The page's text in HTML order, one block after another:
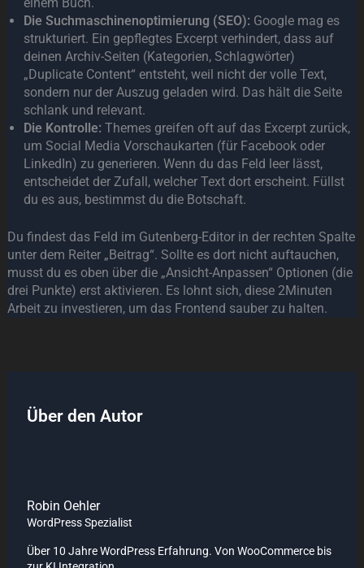
Die Suchmaschinenoptimierung (SEO): Google mag es
strukturiert. Ein gepflegtes Excerpt verhindert, dass auf
deinen Archiv-Seiten (Kategorien, Schlagwörter)
„Duplicate Content“ entsteht, weil nicht der volle Text,
sondern nur der Auszug geladen wird. Das hält die Seite
schlank und relevant.
Die Kontrolle: Themes greifen oft auf das Excerpt zurück,
um Social Media Vorschaukarten (für Facebook oder
LinkedIn) zu generieren. Wenn du das Feld leer lässt,
entscheidet der Zufall, welcher Text dort erscheint. Füllst
du es aus, bestimmst du die Botschaft.
Du findest das Feld im Gutenberg-Editor in der rechten Spalte
unter dem Reiter „Beitrag“. Sollte es dort nicht auftauchen,
musst du es oben über die „Ansicht-Anpassen“ Optionen (die
drei Punkte) erst aktivieren. Es lohnt sich, diese 2Minuten
Arbeit zu investieren, um das Frontend sauber zu halten.
Über den Autor
Robin Oehler
WordPress Spezialist
Über 10 Jahre WordPress Erfahrung. Von WooCommerce bis